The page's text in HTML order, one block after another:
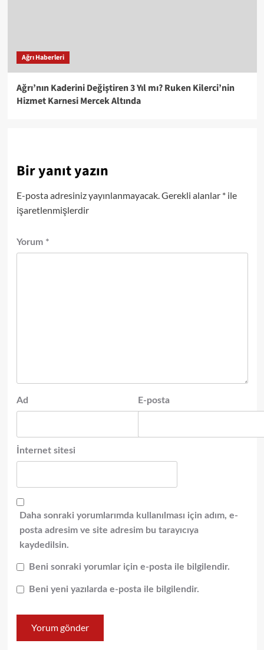
Ağrı Haberleri
Ağrı’nın Kaderini Değiştiren 3 Yıl mı? Ruken Kilerci’nin
Hizmet Karnesi Mercek Altında
Bir yanıt yazın
E-posta adresiniz yayınlanmayacak.Gerekli alanlar *ile
işaretlenmişlerdir
Yorum *
Ad E-posta
İnternet sitesi
Daha sonraki yorumlarımda kullanılması için adım, e-
posta adresim ve site adresim bu tarayıcıya
kaydedilsin.
Beni sonraki yorumlar için e-posta ile bilgilendir.
Beni yeni yazılarda e-posta ile bilgilendir.